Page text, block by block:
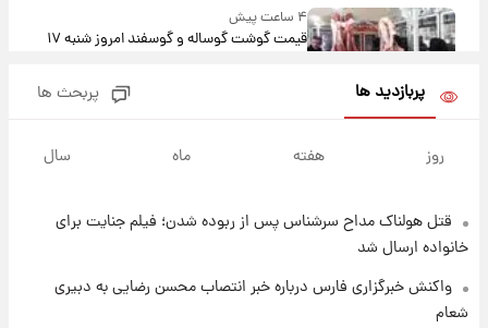
۴ ساعت پیش
قیمت گوشت گوساله و گوسفند امروز شنبه ۱۷
شوید+ فیلم
۵ ساعت پیش
پربازدید ها پربحث ها
روز هفته ماه سال
قتل هولناک مداح سرشناس پس از ربوده شدن؛ فیلم جنایت برای
خانواده ارسال شد
واکنش خبرگزاری فارس درباره خبر انتصاب محسن رضایی به دبیری
شعام